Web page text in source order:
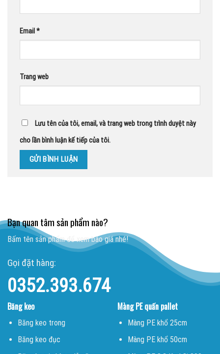
Email *
Trang web
Lưu tên của tôi, email, và trang web trong trình duyệt này
cho lần bình luận kế tiếp của tôi.
Bạn quan tâm sản phẩm nào?
Bấm tên sản phẩm để xem báo giá nhé!
Gọi đặt hàng:
0352.393.674
Băng keo
Băng keo trong
Băng keo đục
Màng PE quấn pallet
Màng PE khổ 25cm
Màng PE khổ 50cm